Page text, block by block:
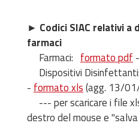
► Codici SIAC relativi
farmaci
Farmaci: formato pdf
Dispositivi
- formato xls(agg. 13/
--- per scaricare i file
destro del mouse e